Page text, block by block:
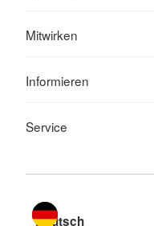
Mitwirken
Informieren
Service
Sprache wechseln zu